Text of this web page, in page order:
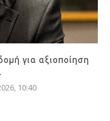
για αξιοποίηση
10:40